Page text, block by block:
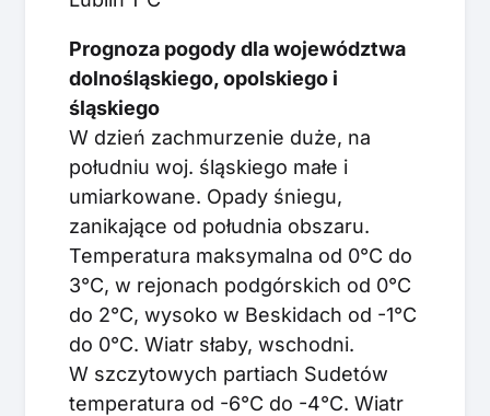
Prognoza pogody dla województwa
dolnośląskiego, opolskiego i
śląskiego
W dzień zachmurzenie duże, na
południu woj. śląskiego małe i
umiarkowane. Opady śniegu,
zanikające od południa obszaru.
Temperatura maksymalna od 0°C do
3°C, w rejonach podgórskich od 0°C
do 2°C, wysoko w Beskidach od -1°C
do 0°C. Wiatr słaby, wschodni.
W szczytowych partiach Sudetów
temperatura od -6°C do -4°C. Wiatr